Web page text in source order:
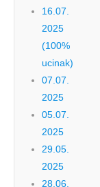
16.07.
2025
(100%
ucinak)
07.07.
2025
05.07.
2025
29.05.
2025
28.06.